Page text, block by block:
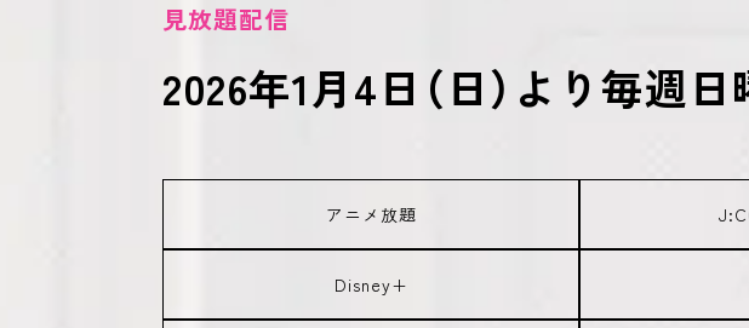
見放題配信
2026年1月4日（日）より毎週
アニメ放題
Disney+